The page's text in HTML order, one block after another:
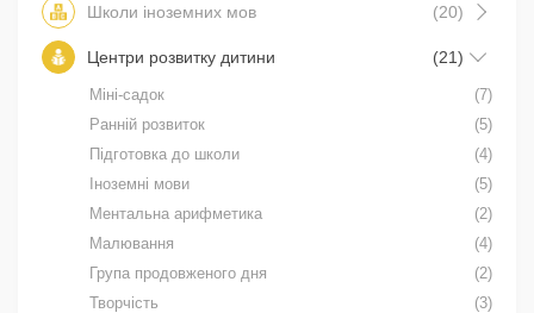
Школи іноземних мов (20)
Центри розвитку дитини (21)
Міні-садок
(7)
Ранній розвиток
(5)
Підготовка до школи
(4)
Іноземні мови
(5)
Ментальна арифметика
(2)
Малювання
(4)
Група продовженого дня
(2)
Творчість
(3)